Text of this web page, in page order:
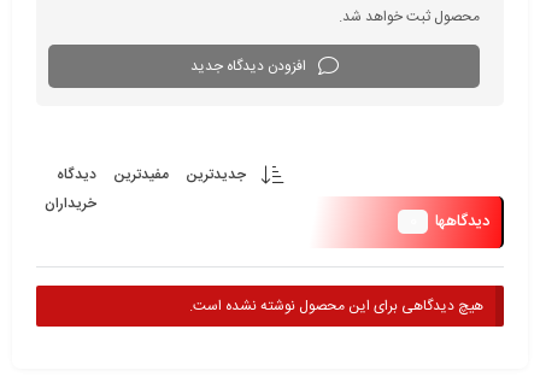
محصول ثبت خواهد شد.
افزودن دیدگاه جدید
دیدگاهها
جدیدترین مفیدترین
دیدگاه
خریداران
هیچ دیدگاهی برای این محصول نوشته نشده است.